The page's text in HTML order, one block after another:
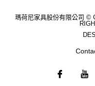
瑪荷尼家具股份有限公司 ©